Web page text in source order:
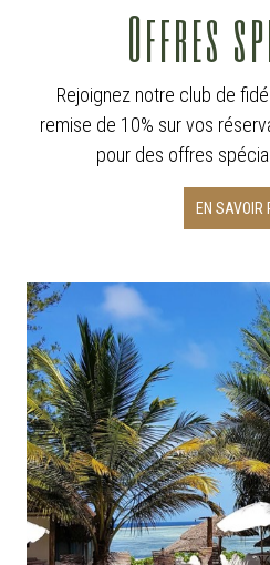
Offres
Rejoignez notre club de
remise de 10% sur vos
pour des offres
EN SAVOIR